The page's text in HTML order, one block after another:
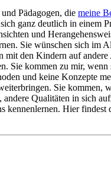
Pädagogen, die meine
ganz deutlich in einem
und
Sie wünschen sich im
mit den Kindern auf
Sie kommen zu mir, wenn
und keine Konzepte
Sie kommen,
andere Qualitäten in sich
kennenlernen. Hier findest